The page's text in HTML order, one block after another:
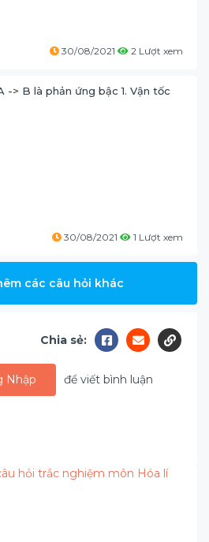
30/08/2021 2 Lượt xem
-> B là phản ứng bậc 1. Vận tốc
30/08/2021 1 Lượt xem
các câu hỏi khác
Chia sẻ:
Nhập để viết bình luận
hỏi trắc nghiệm môn Hóa lí